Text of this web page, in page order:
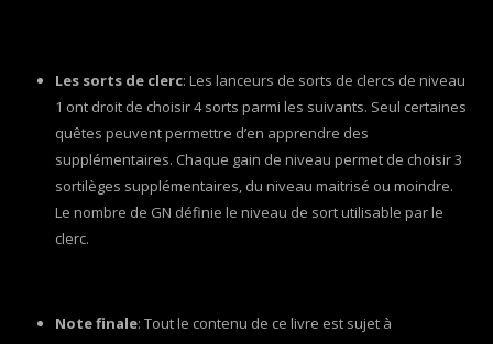
Les sorts de clerc: Les lanceurs de sorts de clercs de niveau
1 ont droit de choisir 4 sorts parmi les suivants. Seul certaines
quêtes peuvent permettre d’en apprendre des
supplémentaires. Chaque gain de niveau permet de choisir 3
sortilèges supplémentaires, du niveau maitrisé ou moindre.
Le nombre de GN définie le niveau de sort utilisable par le
clerc.
Note finale: Tout le contenu de ce livre est sujet à